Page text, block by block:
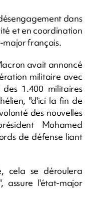
dans
et en coordination
major français.
avait annoncé
militaire avec
1.400 militaires
"d'ici la fin de
des nouvelles
Mohamed
de défense liant
cela se déroulera
assure l'état-major